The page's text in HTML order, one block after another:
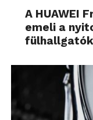
A HUAWEI
emeli a